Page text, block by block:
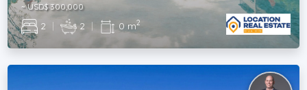
~ USD$ 300,000
2 | 2 | 0 m2